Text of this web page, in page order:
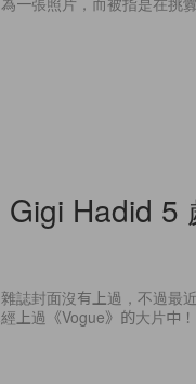
Hadid 5
誌封面沒有上過，不過最
上過《Vogue》的大片中